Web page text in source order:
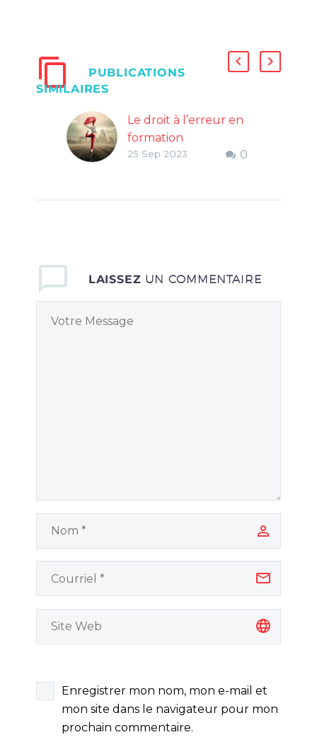
PUBLICATIONS
SIMILAIRES
Le droit à l’erreur en
formation
Il est difficile
0
25 Sep 2023
LAISSEZ UN COMMENTAIRE
Enregistrer mon nom, mon e-mail et
mon site dans le navigateur pour mon
prochain commentaire.